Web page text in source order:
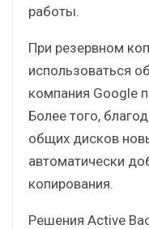
работы.
При резервном
использоваться
компания Google
Более того,
общих дисков
автоматически
копирования.
Решения Active